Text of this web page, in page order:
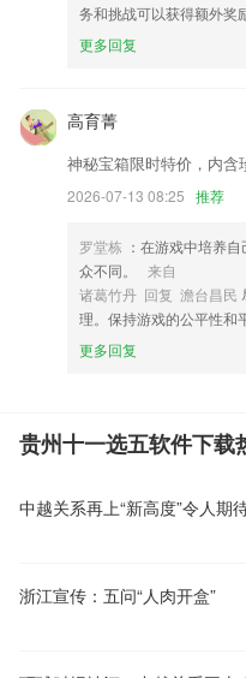
务和挑战可以获得额外奖
更多回复
高育菁
神秘宝箱限时特价，内含
2026-07-13 08:25 推荐
罗堂栋 ：在游戏中培养
众不同。
来自
诸葛竹丹 回复 澹台昌民
理。保持游戏的公平性和
更多回复
贵州十一选五软件下载
中越关系再上“新高度”令人期
浙江宣传：五问“人肉开盒”